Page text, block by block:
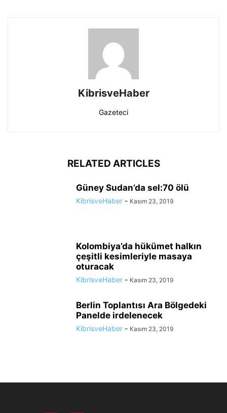
KibrisveHaber
Gazeteci
RELATED ARTICLES
Güney Sudan’da sel:70 ölü
KibrisveHaber - Kasım 23, 2019
Kolombiya’da hükümet halkın
çeşitli kesimleriyle masaya
oturacak
KibrisveHaber - Kasım 23, 2019
Berlin Toplantısı Ara Bölgedeki
Panelde irdelenecek
KibrisveHaber - Kasım 23, 2019